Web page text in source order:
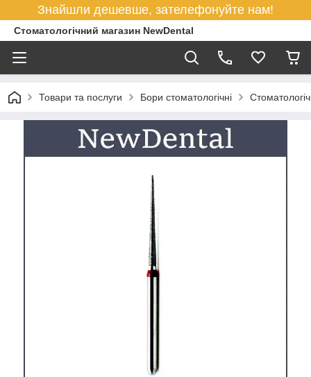
Знайшли дешевше, зателефонуйте нам!
Стоматологічний магазин NewDental
Товари та послуги Бори стоматологічні